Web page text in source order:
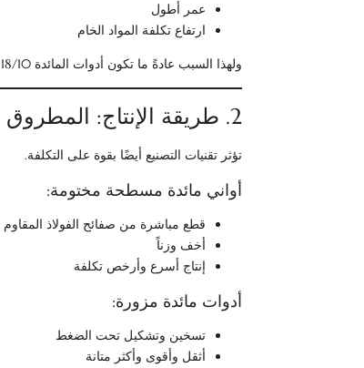
عمر أطول
ارتفاع تكلفة المواد الخام
ولهذا السبب عادةً ما تكون أدوات المائدة 18/10 أغلى من البدائل 18/0.
2. طريقة الإنتاج: المطروق مقابل المختوم
تؤثر تقنيات التصنيع أيضًا بقوة على التكلفة.
أواني مائدة مسطحة مختومة:
قطع مباشرة من صفائح الفولاذ المقاوم
أخف وزناً
إنتاج أسرع وأرخص تكلفة
أدوات مائدة مزورة:
تسخين وتشكيل تحت الضغط
أثقل وأقوى وأكثر متانة